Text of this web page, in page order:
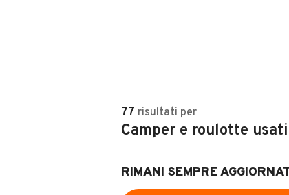
77 risultati per
Camper e roulotte
RIMANI SEMPRE